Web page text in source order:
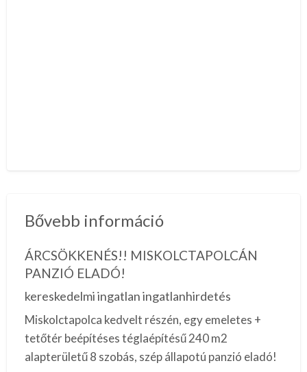
Bővebb információ
ÁRCSÖKKENÉS!! MISKOLCTAPOLCÁN
PANZIÓ ELADÓ!
kereskedelmi ingatlan ingatlanhirdetés
Miskolctapolca kedvelt részén, egy emeletes +
tetőtér beépítéses téglaépítésű 240 m2
alapterületű 8 szobás, szép állapotú panzió eladó!